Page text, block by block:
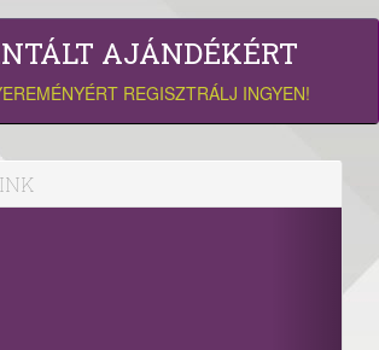
AJÁNDÉKÉRT
REGISZTRÁLJ INGYEN!